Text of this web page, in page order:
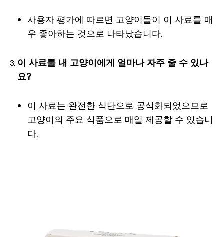
사용자 평가에 따르면 고양이들이 이 사료를 매
우 좋아하는 것으로 나타났습니다.
이 사료를 내 고양이에게 얼마나 자주 줄 수 있나
요?
이 사료는 완전한 식단으로 공식화되었으므로
고양이의 주요 식품으로 매일 제공할 수 있습니
다.